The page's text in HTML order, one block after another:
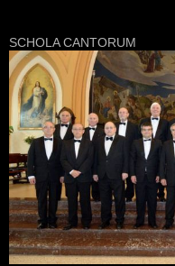
SCHOLA CANTORUM